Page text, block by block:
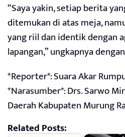
“Saya yakin, setiap berita
ditemukan di atas meja,
yang riil dan identik dengan
lapangan,” ungkapnya
*Reporter*: Suara Akar
*Narasumber*: Drs. Sarwo
Daerah Kabupaten Murung
Related Posts: